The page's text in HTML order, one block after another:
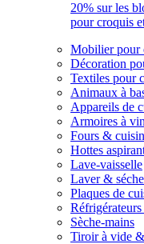
20% sur les
pour croquis
Mobilier pour
Décoration
Textiles pour
Animaux à
Appareils de
Armoires à
Fours &
Hottes
Lave-vaisselle
Laver &
Plaques de
Sèche-mains
Tiroir à vide